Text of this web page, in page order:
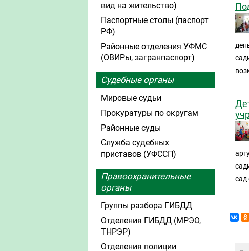
сад
вид на жительство)
Паспортные столы (паспорт
РФ)
Районные отделения УФМС
(ОВИРы, загранпаспорт)
Судебные органы
Мировые судьи
Прокуратуры по округам
Районные суды
Служба судебных
приставов (УФССП)
Правоохранительные
органы
Группы разбора ГИБДД
Отделения ГИБДД (МРЭО,
ТНРЭР)
Отделения полиции